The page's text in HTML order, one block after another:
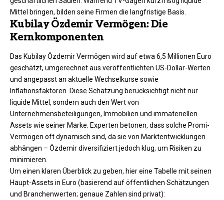
Mittel bringen, bilden seine Firmen die langfristige Basis.
Kubilay Özdemir Vermögen: Die
Kernkomponenten
Das Kubilay Özdemir Vermögen wird auf etwa 6,5 Millionen Euro
geschätzt, umgerechnet aus veröffentlichten US-Dollar-Werten
und angepasst an aktuelle Wechselkurse sowie
Inflationsfaktoren. Diese Schätzung berücksichtigt nicht nur
liquide Mittel, sondern auch den Wert von
Unternehmensbeteiligungen, Immobilien und immateriellen
Assets wie seiner Marke. Experten betonen, dass solche Promi-
Vermögen oft dynamisch sind, da sie von Marktentwicklungen
abhängen – Özdemir diversifiziert jedoch klug, um Risiken zu
minimieren.
Um einen klaren Überblick zu geben, hier eine Tabelle mit seinen
Haupt-Assets in Euro (basierend auf öffentlichen Schätzungen
und Branchenwerten; genaue Zahlen sind privat):